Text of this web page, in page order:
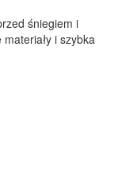
śniegiem i
i szybka